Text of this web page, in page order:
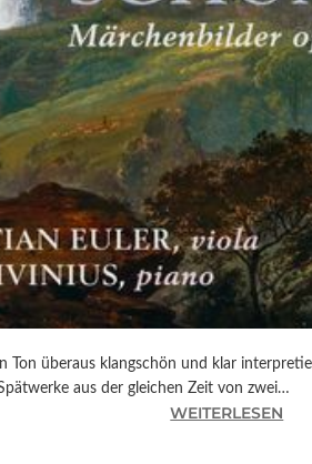
Ton überaus klangschön und klar
aus der gleichen Zeit von zwei…
WEITERLESEN